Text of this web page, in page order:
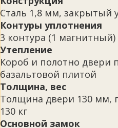
Сталь 1,8 мм, закрытый
Контуры уплотнения
3 контура (1
Утепление
Короб и полотно двери
базальтовой плитой
Толщина, вес
Толщина двери 130 мм,
130 кг
Основной замок